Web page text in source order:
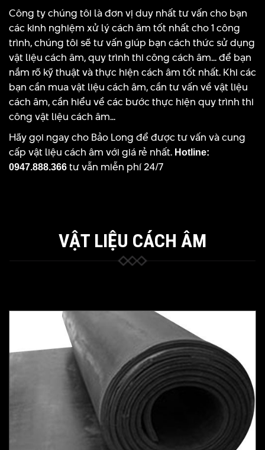
Công ty chúng tôi là đơn vị duy nhất tư vấn cho bạn
các kinh nghiệm xử lý cách âm tốt nhất cho 1 công
trình, chúng tôi sẽ tư vấn giúp bạn cách thức sử dụng
vật liệu cách âm, quy trình thi công cách âm... để bạn
nắm rõ kỹ thuật và thực hiện cách âm tốt nhất. Khi các
bạn cần mua vật liệu cách âm, cần tư vấn về vật liệu
cách âm, cần hiểu về các bước thực hiện quy trình thi
công vật liệu cách âm...
Hãy gọi ngay cho Bảo Long để được tư vấn và cung
cấp vật liệu cách âm với giá rẻ nhất. Hotline:
0947.888.366 tư vẫn miễn phí 24/7
VẬT LIỆU CÁCH ÂM